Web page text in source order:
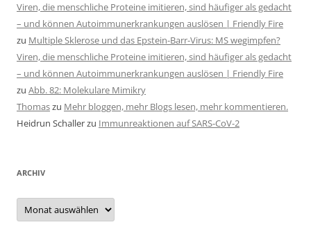
Viren, die menschliche Proteine imitieren, sind häufiger als gedacht
– und können Autoimmunerkrankungen auslösen | Friendly Fire
zu Multiple Sklerose und das Epstein-Barr-Virus: MS wegimpfen?
Viren, die menschliche Proteine imitieren, sind häufiger als gedacht
– und können Autoimmunerkrankungen auslösen | Friendly Fire
zu Abb. 82: Molekulare Mimikry
Thomaszu Mehr bloggen, mehr Blogs lesen, mehr kommentieren.
Heidrun Schallerzu Immunreaktionen auf SARS-CoV-2
ARCHIV
Archiv